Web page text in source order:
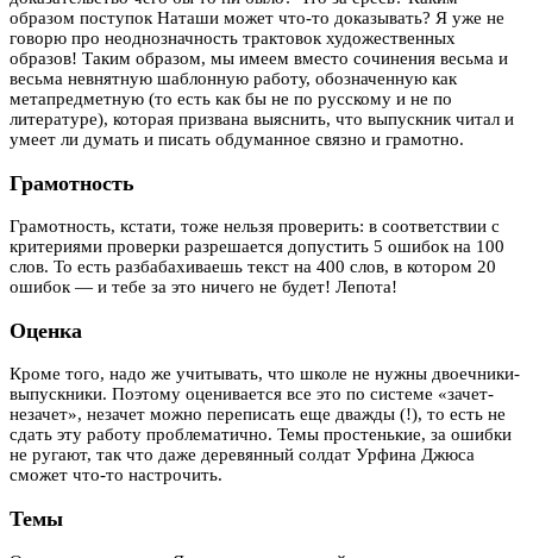
образом поступок Наташи может что-то доказывать? Я уже не
говорю про неоднозначность трактовок художественных
образов! Таким образом, мы имеем вместо сочинения весьма и
весьма невнятную шаблонную работу, обозначенную как
метапредметную (то есть как бы не по русскому и не по
литературе), которая призвана выяснить, что выпускник читал и
умеет ли думать и писать обдуманное связно и грамотно.
Грамотность
Грамотность, кстати, тоже нельзя проверить: в соответствии с
критериями проверки разрешается допустить 5 ошибок на 100
слов. То есть разбабахиваешь текст на 400 слов, в котором 20
ошибок — и тебе за это ничего не будет! Лепота!
Оценка
Кроме того, надо же учитывать, что школе не нужны двоечники-
выпускники. Поэтому оценивается все это по системе «зачет-
незачет», незачет можно переписать еще дважды (!), то есть не
сдать эту работу проблематично. Темы простенькие, за ошибки
не ругают, так что даже деревянный солдат Урфина Джюса
сможет что-то настрочить.
Темы